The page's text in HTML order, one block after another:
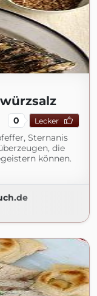
0 Lecker
Sternanis
die
können.